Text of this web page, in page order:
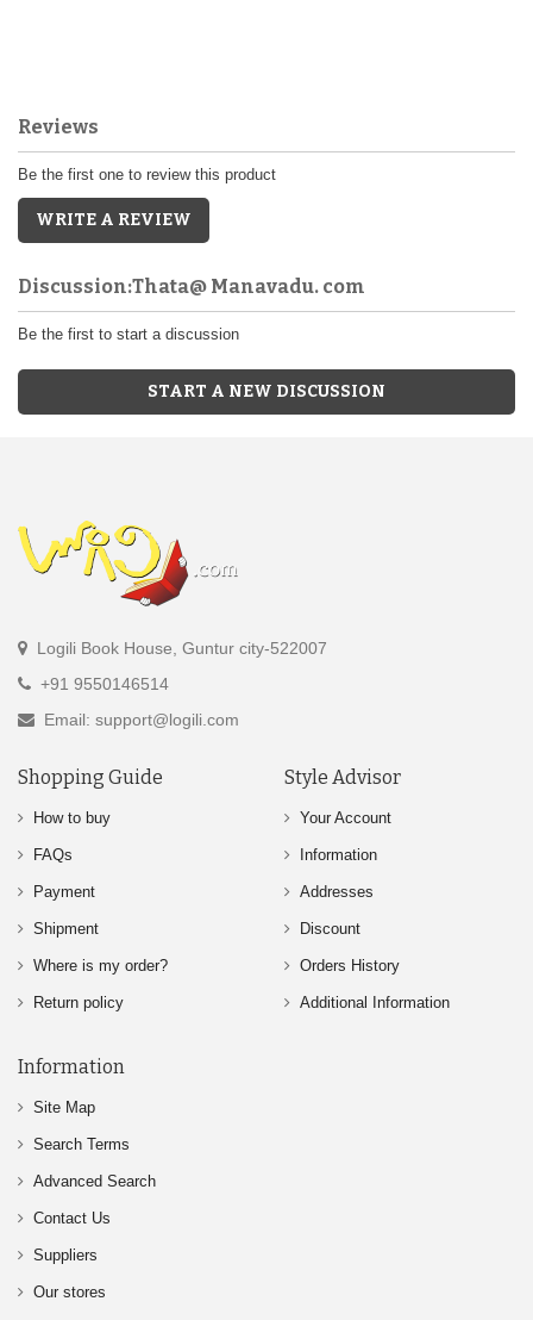
Reviews
Be the first one to review this product
WRITE A REVIEW
Discussion:Thata@ Manavadu. com
Be the first to start a discussion
START A NEW DISCUSSION
Logili Book House, Guntur city-522007
+91 9550146514
Email: support@logili.com
Shopping Guide
How to buy
FAQs
Payment
Shipment
Where is my order?
Return policy
Style Advisor
Your Account
Information
Addresses
Discount
Orders History
Additional Information
Information
Site Map
Search Terms
Advanced Search
Contact Us
Suppliers
Our stores